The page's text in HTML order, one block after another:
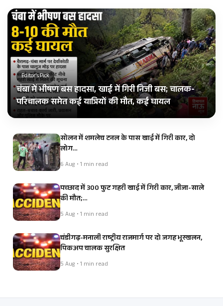
Editor's Pick
चंबा में भीषण बस हादसा, खाई में गिरी निजी बस; चालक-
परिचालक समेत कई यात्रियों की मौत, कई घायल
सोलन में शमलेच टनल के पास खाई में गिरी कार, दो
लोग…
6 Aug • 1 min read
पच्छाद में 300 फुट गहरी खाई में गिरी कार, जीजा-साले
की मौत;…
5 Aug • 1 min read
चंडीगढ़-मनाली राष्ट्रीय राजमार्ग पर दो जगह भूस्खलन,
पिकअप चालक सुरक्षित
5 Aug • 1 min read